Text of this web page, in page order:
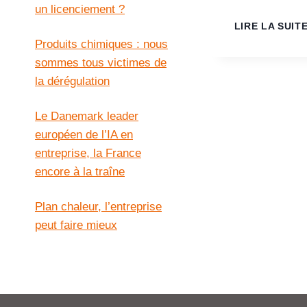
LIRE LA
un licenciement ?
Produits chimiques : nous
sommes tous victimes de
la dérégulation
Le Danemark leader
européen de l’IA en
entreprise, la France
encore à la traîne
Plan chaleur, l’entreprise
peut faire mieux